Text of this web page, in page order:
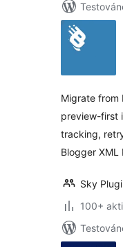
Migrate from
preview-first
tracking,
Blogger
Sky
100+